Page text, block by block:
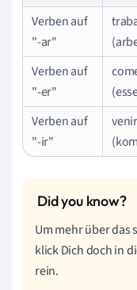
Verben auf
"-ar"
Verben auf
"-er"
Verben auf
"-ir"
venir
Um mehr über das
klick Dich doch in
rein.